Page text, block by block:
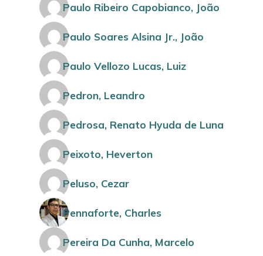
Paulo Ribeiro Capobianco, João
Paulo Soares Alsina Jr., João
Paulo Vellozo Lucas, Luiz
Pedron, Leandro
Pedrosa, Renato Hyuda de Luna
Peixoto, Heverton
Peluso, Cezar
Pennaforte, Charles
Pereira Da Cunha, Marcelo